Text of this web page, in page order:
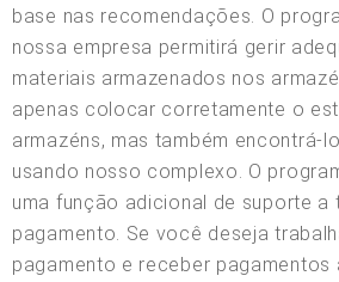
base nas recomendações. O
nossa empresa permitirá gerir
materiais armazenados nos
apenas colocar corretamente o
armazéns, mas também encontrá-
usando nosso complexo. O
uma função adicional de suporte a
pagamento. Se você deseja
pagamento e receber pagamentos